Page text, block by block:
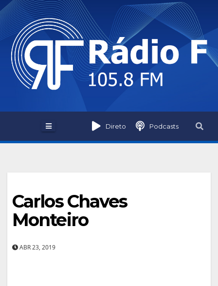
Skip
to
content
Direto Podcasts
Carlos Chaves
Monteiro
ABR 23, 2019